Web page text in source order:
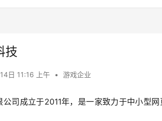
技
日 11:16 上午 • 游戏企业
司成立于2011年，是一家致力于中小型